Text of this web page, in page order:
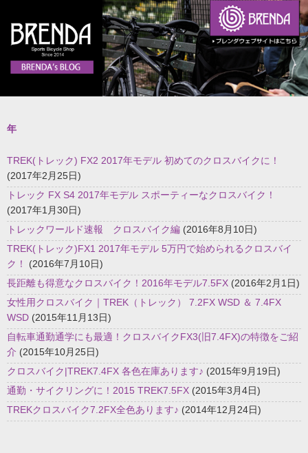
年
TREK(トレック) FX2 2017年モデル 初めてのクロスバイクに！
(2017年2月25日)
トレック FX S4 2017年モデル スポーティーなクロスバイク！
(2017年1月30日)
トレックワールド速報 クロスバイク編 (2016年8月10日)
TREK(トレック)FX1 2017年モデル 5万円で始められるクロスバイ
ク！
(2016年7月10日)
長距離も得意なクロスバイク！2016年モデル7.5FX (2016年2月1日)
女性用クロスバイク｜TREK（トレック） 7.2FX WSD ＆ 7.4FX
WSD (2015年11月13日)
自転車通勤通学にも最適！クロスバイクFX3(旧7.4FX)の特徴をご紹
介 (2015年10月25日)
クロスバイク|TREK7.4FX 各色在庫あります♪ (2015年9月19日)
通勤・サイクリングに！2015 TREK7.5FX (2015年3月4日)
TREKクロスバイク7.2FX全色あります♪ (2014年12月24日)